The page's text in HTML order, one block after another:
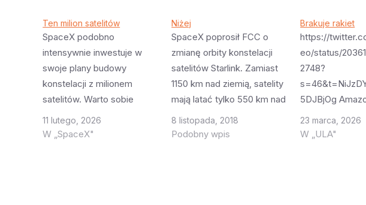
Ten milion satelitów
SpaceX podobno
intensywnie inwestuje w
swoje plany budowy
konstelacji z milionem
satelitów. Warto sobie
zobrazować co to oznacza,
szczególnie w porównaniu z
11 lutego, 2026
W „SpaceX"
Niżej
SpaceX poprosił FCC o
zmianę orbity konstelacji
satelitów Starlink. Zamiast
1150 km nad ziemią, satelity
mają latać tylko 550 km nad
ziemią. Do tego będzie
mniej orbit - zamiast 32
8 listopada, 2018
Podobny wpis
Brakuje rakiet
https://
eo/status/
2748?
5DJBjOg
chwali a pewnie
że mają sześć
23 marca, 2026
W „ULA"